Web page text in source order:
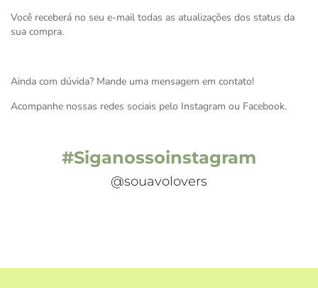
Você receberá no seu e-mail todas as atualizações dos status da
sua compra.
Ainda com dúvida? Mande uma mensagem em contato!
Acompanhe nossas redes sociais pelo Instagram ou Facebook.
#Siganossoinstagram
@souavolovers